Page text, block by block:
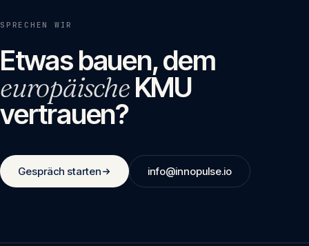
SPRECHEN WIR
Etwas bauen, dem
europäischeKMU
vertrauen?
Gespräch starten info@innopulse.io